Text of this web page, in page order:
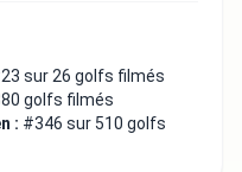
sur 26 golfs filmés
golfs filmés
: #346 sur 510 golfs